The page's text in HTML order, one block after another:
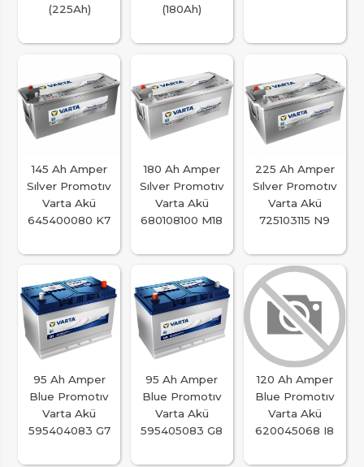
(225Ah)
(180Ah)
145 Ah Amper
Sılver Promotıv
Varta Akü
645400080 K7
180 Ah Amper
Sılver Promotıv
Varta Akü
680108100 M18
225 Ah Amper
Sılver Promotıv
Varta Akü
725103115 N9
95 Ah Amper
Blue Promotıv
Varta Akü
595404083 G7
95 Ah Amper
Blue Promotıv
Varta Akü
595405083 G8
120 Ah Amper
Blue Promotıv
Varta Akü
620045068 I8